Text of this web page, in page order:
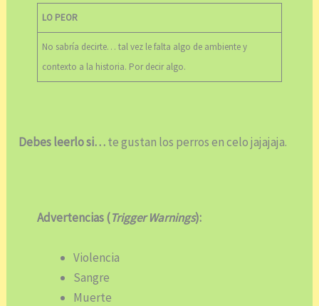
LO PEOR
No sabría decirte… tal vez le falta algo de ambiente y
contexto a la historia. Por decir algo.
Debes leerlo si…te gustan los perros en celo jajajaja.
Advertencias (Trigger Warnings):
Violencia
Sangre
Muerte